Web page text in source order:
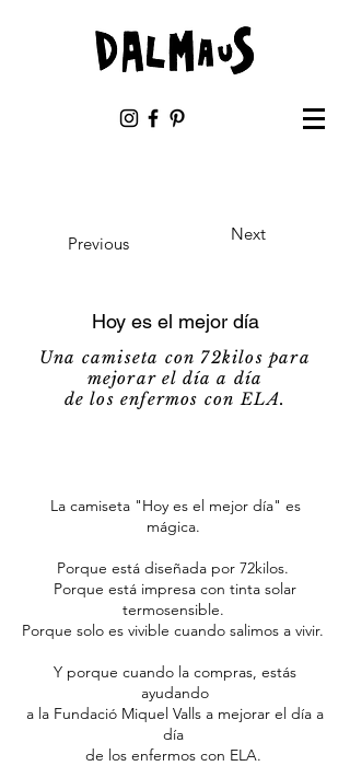
Previous Next
Hoy es el mejor día
Una camiseta con 72kilos para
mejorar el día a día
de los enfermos con ELA.
La camiseta "Hoy es el mejor día" es
mágica.
Porque está diseñada por 72kilos.
Porque está impresa con tinta solar
termosensible.
Porque solo es vivible cuando salimos a vivir.
Y porque cuando la compras, estás
ayudando
a la Fundació Miquel Valls a mejorar el día a
día
de los enfermos con ELA.